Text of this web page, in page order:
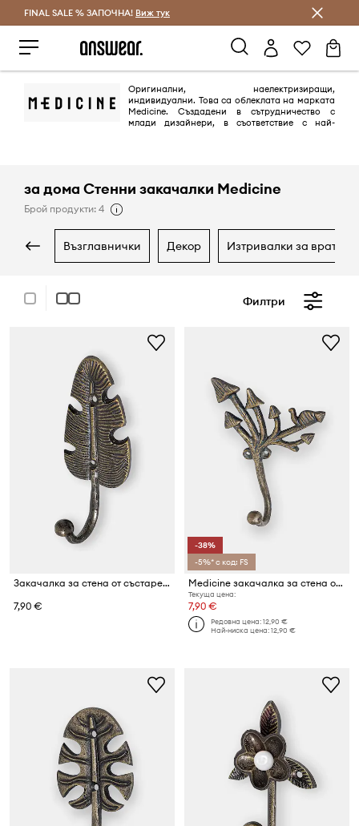
Спестявай с Answear Club
FINAL SALE % ЗАПОЧНА! Виж тук
Оригинални, наелектризиращи,
индивидуални. Това са облеклата на марката
Medicine. Създадени в сътрудничество с
млади дизайнери, в съответствие с най-
за дома Стенни закачалки Medicine
Брой продукти: 4
възглавнички декор изтривалки за врата
Филтри
Закачалка за стена от състарен метал
7,90 €
-38%
-5%* с код: FS
Medicine закачалка за стена от състарен метал
Текуща цена:
7,90 €
Редовна цена:12,90 €
Най-ниска цена:12,90 €